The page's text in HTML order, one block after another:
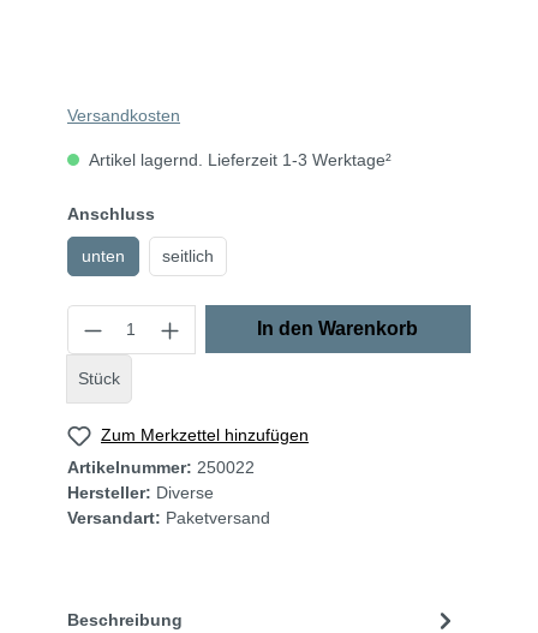
Versandkosten
Artikel lagernd. Lieferzeit 1-3 Werktage²
Anschluss
unten seitlich
Stück
In den Warenkorb
Zum Merkzettel hinzufügen
Artikelnummer: 250022
Hersteller: Diverse
Versandart: Paketversand
Beschreibung